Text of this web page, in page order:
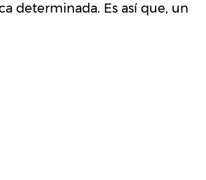
determinada. Es así que, un